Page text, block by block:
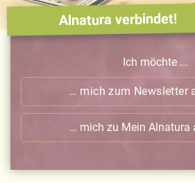
Alnatura verbindet!
Ich möchte ...
… mich zum Newsletter
… mich zu Mein Alnatura